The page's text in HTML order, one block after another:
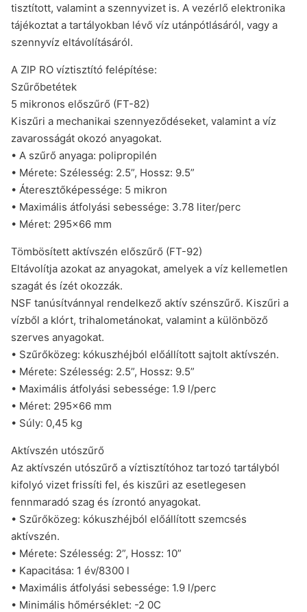
tisztított, valamint a szennyvizet is. A vezérlő elektronika
tájékoztat a tartályokban lévő víz utánpótlásáról, vagy a
szennyvíz eltávolításáról.
A ZIP RO víztisztító felépítése:
Szűrőbetétek
5 mikronos előszűrő (FT-82)
Kiszűri a mechanikai szennyeződéseket, valamint a víz
zavarosságát okozó anyagokat.
• A szűrő anyaga: polipropilén
• Mérete: Szélesség: 2.5”, Hossz: 9.5”
• Áteresztőképessége: 5 mikron
• Maximális átfolyási sebessége: 3.78 liter/perc
• Méret: 295×66 mm
Tömbösített aktívszén előszűrő (FT-92)
Eltávolítja azokat az anyagokat, amelyek a víz kellemetlen
szagát és ízét okozzák.
NSF tanúsítvánnyal rendelkező aktív szénszűrő. Kiszűri a
vízből a klórt, trihalometánokat, valamint a különböző
szerves anyagokat.
• Szűrőközeg: kókuszhéjból előállított sajtolt aktívszén.
• Mérete: Szélesség: 2.5”, Hossz: 9.5”
• Maximális átfolyási sebessége: 1.9 l/perc
• Méret: 295×66 mm
• Súly: 0,45 kg
Aktívszén utószűrő
Az aktívszén utószűrő a víztisztítóhoz tartozó tartályból
kifolyó vizet frissíti fel, és kiszűri az esetlegesen
fennmaradó szag és ízrontó anyagokat.
• Szűrőközeg: kókuszhéjból előállított szemcsés
aktívszén.
• Mérete: Szélesség: 2”, Hossz: 10”
• Kapacitása: 1 év/8300 l
• Maximális átfolyási sebessége: 1.9 l/perc
• Minimális hőmérséklet: -2 0C